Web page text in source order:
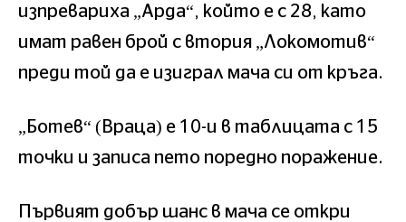
изпревариха „Арда“, който е с 28, като
имат равен брой с втория „Локомотив“
преди той да е изиграл мача си от кръга.
„Ботев“ (Враца) е 10-и в таблицата с 15
точки и записа пето поредно поражение.
Първият добър шанс в мача се откри